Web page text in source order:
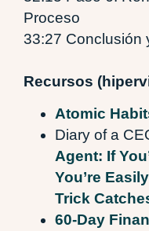
Proceso
33:27 Conclusión
Recursos
Atomic
Diary of a
Agent: If
You’re
Trick
60-Day